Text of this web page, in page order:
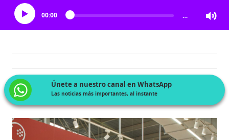
00:00 …
Únete a nuestro canal en WhatsApp
Las noticias más importantes, al instante